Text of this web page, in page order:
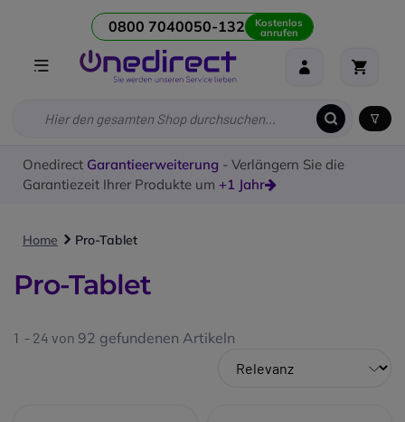
0800 7040050-132 Kostenlos
anrufen
Onedirect Garantieerweiterung - Verlängern Sie die
Garantiezeit Ihrer Produkte um +1 Jahr
Home Pro-Tablet
Pro-Tablet
1 - 24 von 92 gefundenen Artikeln